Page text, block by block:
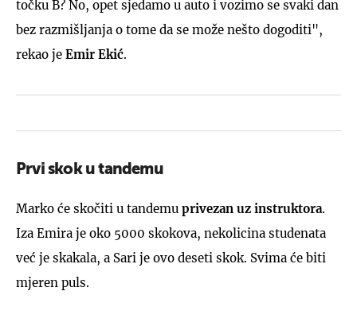
točku B? No, opet sjedamo u auto i vozimo se svaki dan
bez razmišljanja o tome da se može nešto dogoditi",
rekao je Emir Ekić.
Prvi skok u tandemu
Marko će skočiti u tandemu privezan uz instruktora.
Iza Emira je oko 5000 skokova, nekolicina studenata
već je skakala, a Sari je ovo deseti skok. Svima će biti
mjeren puls.